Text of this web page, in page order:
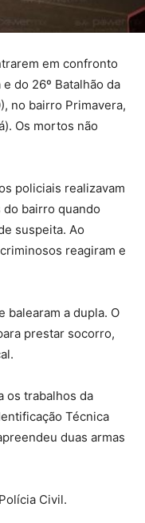
em confronto
do 26º Batalhão da
no bairro Primavera,
Os mortos não
policiais realizavam
bairro quando
suspeita. Ao
reagiram e
balearam a dupla. O
prestar socorro,
os trabalhos da
Técnica
duas armas
Civil.